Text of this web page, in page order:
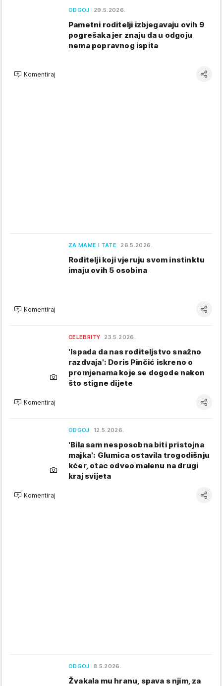
ODGOJ 29.5.2026.
Pametni roditelji izbjegavaju ovih 9
pogrešaka jer znaju da u odgoju
nema popravnog ispita
Komentiraj
ZA MAME I TATE 26.5.2026.
Roditelji koji vjeruju svom instinktu
imaju ovih 5 osobina
Komentiraj
CELEBRITY 23.5.2026.
'Ispada da nas roditeljstvo snažno
razdvaja': Doris Pinčić iskreno o
promjenama koje se dogode nakon
što stigne dijete
Komentiraj
ODGOJ 12.5.2026.
'Bila sam nesposobna biti pristojna
majka': Glumica ostavila trogodišnju
kćer, otac odveo malenu na drugi
kraj svijeta
Komentiraj
ODGOJ 8.5.2026.
Žvakala mu hranu, spava s njim, za